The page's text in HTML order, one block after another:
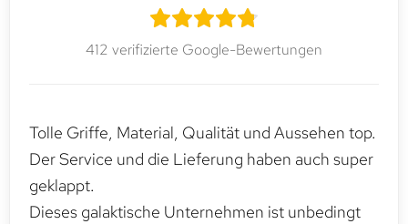
412 verifizierte Google-Bewertungen
Tolle Griffe, Material, Qualität und Aussehen top.
Der Service und die Lieferung haben auch super
geklappt.
Dieses galaktische Unternehmen ist unbedingt